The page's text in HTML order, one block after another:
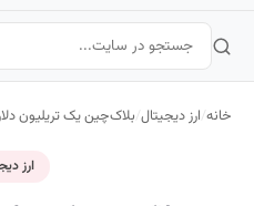
خانه/ارز دیجیتال/بلاک‌چین یک تریلیون
ارز